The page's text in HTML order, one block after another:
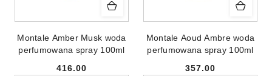
Montale Amber Musk woda
perfumowana spray 100ml
416.00
Montale Aoud Ambre woda
perfumowana spray 100ml
357.00